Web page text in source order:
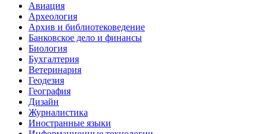
Авиация
Археология
Архив и библиотековедение
Банковское дело и финансы
Биология
Бухгалтерия
Ветеринария
Геодезия
География
Дизайн
Журналистика
Иностранные языки